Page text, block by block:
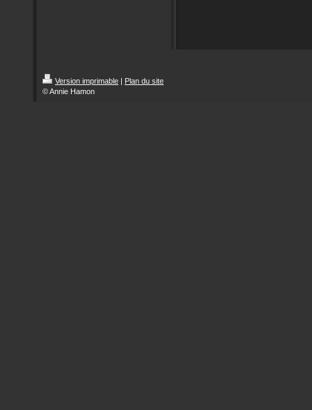
Version imprimable | Plan du site
© Annie Hamon